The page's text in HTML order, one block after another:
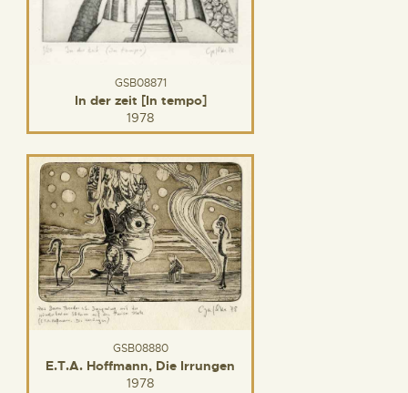
GSB08871
In der zeit [In tempo]
1978
GSB08880
E.T.A. Hoffmann, Die Irrungen
1978